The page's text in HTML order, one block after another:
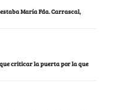
María Fda. Carrascal,
criticar la puerta por la que